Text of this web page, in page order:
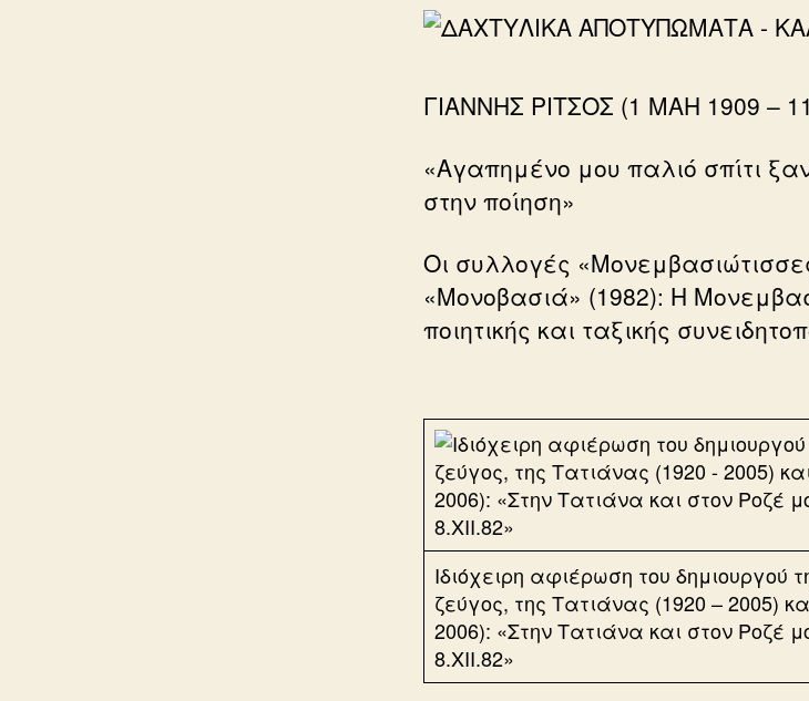
ΓΙΑΝΝΗΣ ΡΙΤΣΟΣ (1 ΜΑΗ 1909 –
«Αγαπημένο μου παλιό σπίτι
στην ποίηση»
Οι συλλογές
«Μονοβασιά» (1982): Η
ποιητικής και ταξικής
Ιδιόχειρη αφιέρωση του δημιουργού
ζεύγος, της Τατιάνας (1920 – 2005)
2006): «Στην Τατιάνα και στον Ροζέ
8.ΧΙΙ.82»